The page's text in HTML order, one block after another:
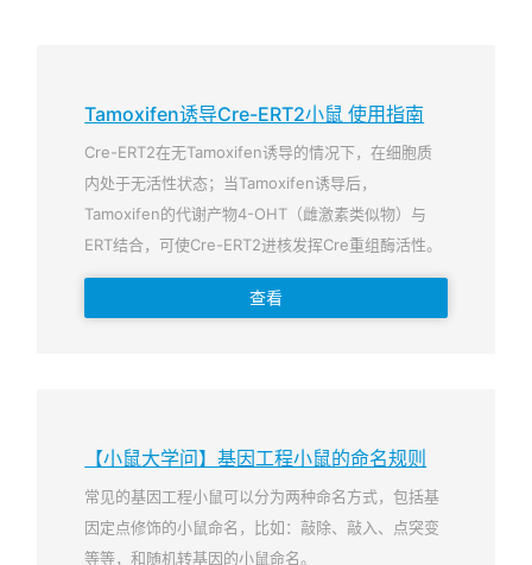
Tamoxifen诱导Cre-ERT2小鼠 使用指南
Cre-ERT2在无Tamoxifen诱导的情况下，在细胞质
内处于无活性状态；当Tamoxifen诱导后，
Tamoxifen的代谢产物4-OHT（雌激素类似物）与
ERT结合，可使Cre-ERT2进核发挥Cre重组酶活性。
查看
【小鼠大学问】基因工程小鼠的命名规则
常见的基因工程小鼠可以分为两种命名方式，包括基
因定点修饰的小鼠命名，比如：敲除、敲入、点突变
等等，和随机转基因的小鼠命名。